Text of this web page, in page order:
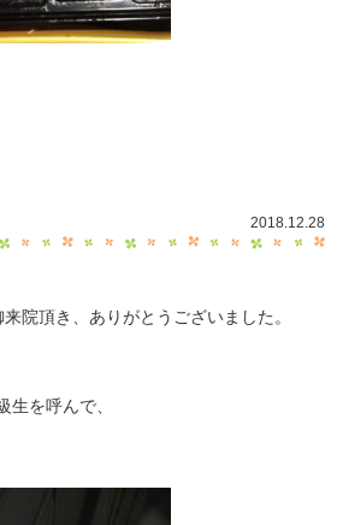
2018.12.28
院頂き、ありがとうございました。
生を呼んで、